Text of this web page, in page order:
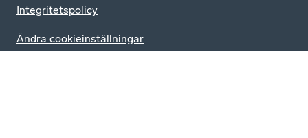
Integritetspolicy
Ändra cookieinställningar